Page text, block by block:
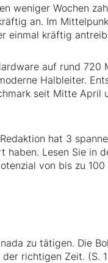
weniger Wochen
an. Im
einmal kräftig
auf rund 720
Halbleiter.
seit Mitte April
hat 3
haben. Lesen Sie in
von bis zu
zu tätigen. Die
richtigen Zeit. (S.